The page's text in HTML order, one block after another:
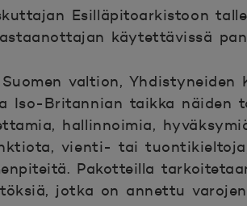
Esilläpitoarkistoon
käytettävissä
valtion, Yhdistyneiden
Iso-Britannian taikka näiden
hallinnoimia,
vienti- tai
Pakotteilla
jotka on annettu